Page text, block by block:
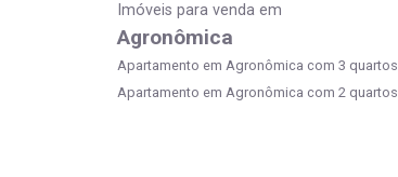
Imóveis para venda em
Agronômica
Apartamento em Agronômica com 3 quartos
Apartamento em Agronômica com 2 quartos